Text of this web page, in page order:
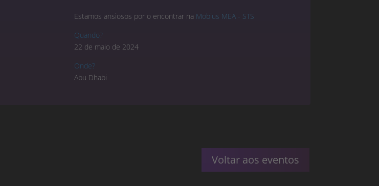
Estamos ansiosos por o encontrar na Mobius MEA - STS
Quando?
22 de maio de 2024
Onde?
Abu Dhabi
Voltar aos eventos